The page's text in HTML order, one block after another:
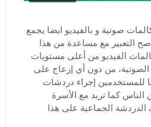
صوتية و بالفيديو ايضا يجمع
التعبير مع مساعدة من هذا
الفيديو من أعلى مستويات
من دون أي إزعاج على
للمستخدمين إجراء دردشات
كما تريد مع الأسرة
الجماعية على هذا